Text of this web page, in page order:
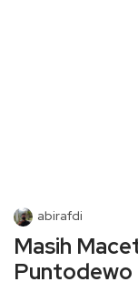
abirafdi
Masih
Puntodewo